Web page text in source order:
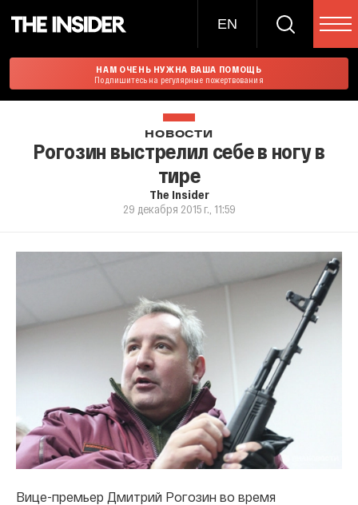
EN
НАМ ОЧЕНЬ НУЖНА ВАША ПОМОЩЬ
Подпишитесь на регулярные пожертвования
НОВОСТИ
Рогозин выстрелил себе в ногу в
тире
The Insider
29 декабря 2015 г., 11:59
Вице-премьер Дмитрий Рогозин во время